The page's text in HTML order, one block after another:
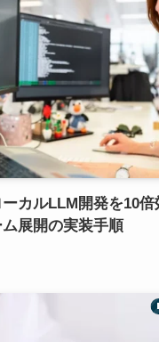
カルLLM開発を10倍
展開の実装手順